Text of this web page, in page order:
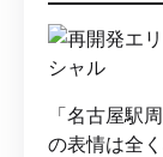
「名古屋駅
の表情は全